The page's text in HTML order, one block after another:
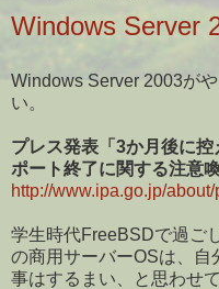
Windows Server
Windows Server 2003が
い。
プレス発表「3か月後に
ポート終了に関する注意喚
http://www.ipa.go.jp/
学生時代FreeBSDで過ご
の商用サーバーOSは、
事はするまい、と思わせ